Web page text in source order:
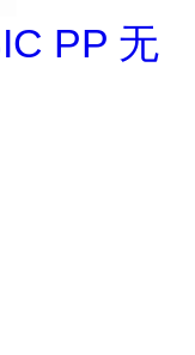
PP 无